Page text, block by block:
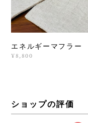
エネルギーマフラー
¥8,800
ショップの評価